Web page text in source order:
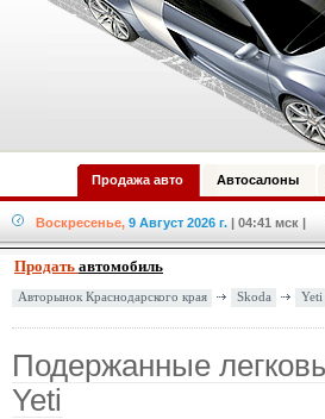
Продажа авто Автосалоны
Воскресенье, 9 Август 2026 г. | 04:41 мск |
Продать автомобиль
Авторынок Краснодарского края Skoda Yeti
Подержанные
Yeti